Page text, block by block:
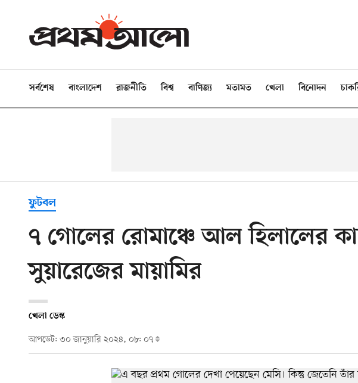
সর্বশেষ বাংলাদেশ রাজনীতি বিশ্ব বাণিজ্য মতামত খেলা বিনোদন
ফুটবল
৭ গোলের রোমাঞ্চে আল হিলালের
সুয়ারেজের মায়ামির
খেলা ডেস্ক
আপডেট: ৩০ জানুয়ারি ২০২৪, ০৮: ০৭